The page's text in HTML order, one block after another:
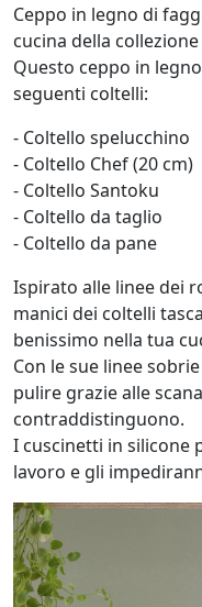
Ceppo in legno di
cucina della
Questo ceppo in
seguenti coltelli:
- Coltello spelucchino
- Coltello Chef (20 cm)
- Coltello Santoku
- Coltello da taglio
- Coltello da pane
Ispirato alle linee dei
manici dei coltelli
benissimo nella tua
Con le sue linee
pulire grazie alle
contraddistinguono.
I cuscinetti in silicone
lavoro e gli